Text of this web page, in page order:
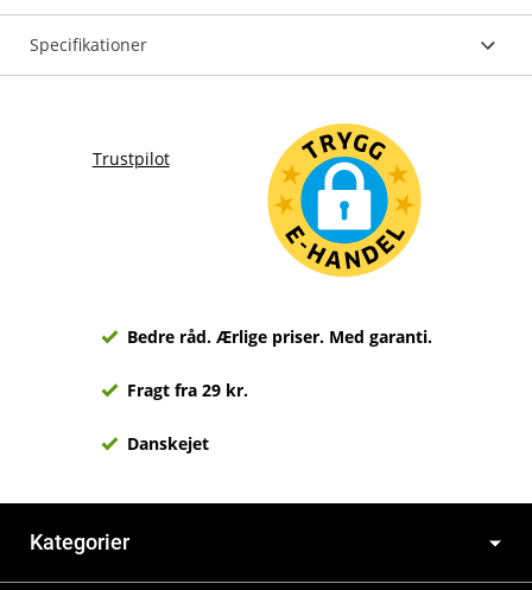
Specifikationer
Trustpilot
Bedre råd. Ærlige priser. Med garanti.
Fragt fra 29 kr.
Danskejet
Kategorier